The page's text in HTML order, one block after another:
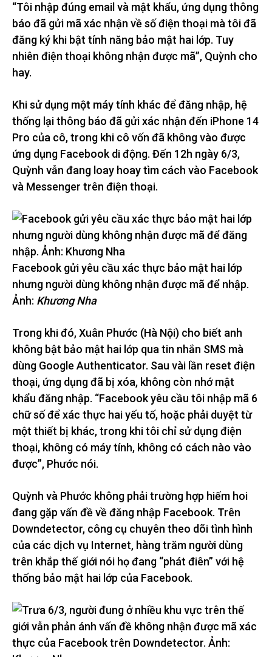
“Tôi nhập đúng email và mật khẩu, ứng dụng thông
báo đã gửi mã xác nhận về số điện thoại mà tôi đã
đăng ký khi bật tính năng bảo mật hai lớp. Tuy
nhiên điện thoại không nhận được mã”, Quỳnh cho
hay.
Khi sử dụng một máy tính khác để đăng nhập, hệ
thống lại thông báo đã gửi xác nhận đến iPhone 14
Pro của cô, trong khi cô vốn đã không vào được
ứng dụng Facebook di động. Đến 12h ngày 6/3,
Quỳnh vẫn đang loay hoay tìm cách vào Facebook
và Messenger trên điện thoại.
Facebook gửi yêu cầu xác thực bảo mật hai lớp
nhưng người dùng không nhận được mã để nhập.
Ảnh: Khương Nha
Trong khi đó, Xuân Phước (Hà Nội) cho biết anh
không bật bảo mật hai lớp qua tin nhắn SMS mà
dùng Google Authenticator. Sau vài lần reset điện
thoại, ứng dụng đã bị xóa, không còn nhớ mật
khẩu đăng nhập. “Facebook yêu cầu tôi nhập mã 6
chữ số để xác thực hai yếu tố, hoặc phải duyệt từ
một thiết bị khác, trong khi tôi chỉ sử dụng điện
thoại, không có máy tính, không có cách nào vào
được”, Phước nói.
Quỳnh và Phước không phải trường hợp hiếm hoi
đang gặp vấn đề về đăng nhập Facebook. Trên
Downdetector, công cụ chuyên theo dõi tình hình
của các dịch vụ Internet, hàng trăm người dùng
trên khắp thế giới nói họ đang “phát điên” với hệ
thống bảo mật hai lớp của Facebook.